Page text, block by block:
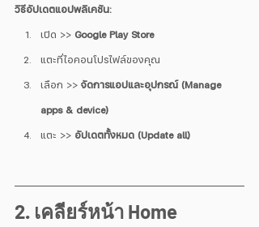
วิธีอัปเดตแอปพลิเคชัน:
เปิด >> Google Play Store
แตะที่ไอคอนโปรไฟล์ของคุณ
เลือก >> จัดการแอปและอุปกรณ์ (Manage
apps & device)
แตะ >> อัปเดตทั้งหมด (Update all)
2. เคลียร์หน้า Home